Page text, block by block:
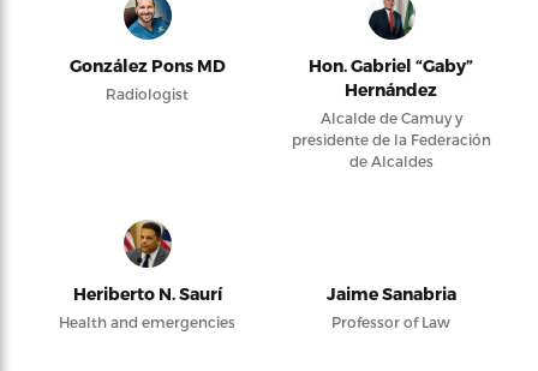
González Pons MD
Radiologist
Hon. Gabriel “Gaby”
Hernández
Alcalde de Camuy y
presidente de la Federación
de Alcaldes
Heriberto N. Saurí
Health and emergencies
Jaime Sanabria
Professor of Law